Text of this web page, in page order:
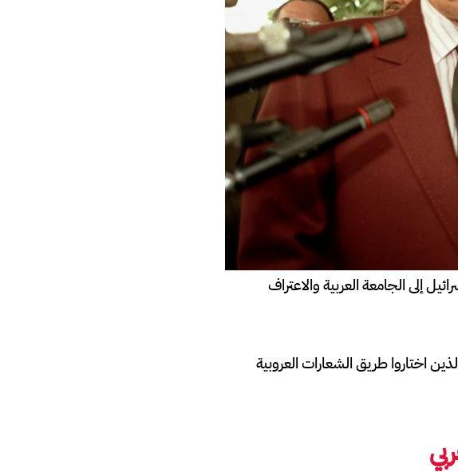
إلى الجامعة العربية والاعتراف
اختاروا طريق الشعارات العروبية